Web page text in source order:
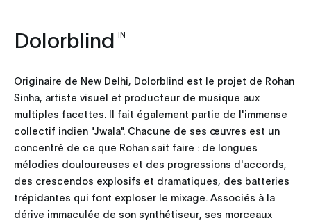
Dolorblind IN
Originaire de New Delhi, Dolorblind est le projet de Rohan
Sinha, artiste visuel et producteur de musique aux
multiples facettes. Il fait également partie de l'immense
collectif indien "Jwala". Chacune de ses œuvres est un
concentré de ce que Rohan sait faire : de longues
mélodies douloureuses et des progressions d'accords,
des crescendos explosifs et dramatiques, des batteries
trépidantes qui font exploser le mixage. Associés à la
dérive immaculée de son synthétiseur, ses morceaux